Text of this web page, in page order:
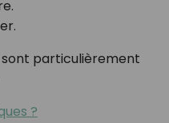
particulièrement
?